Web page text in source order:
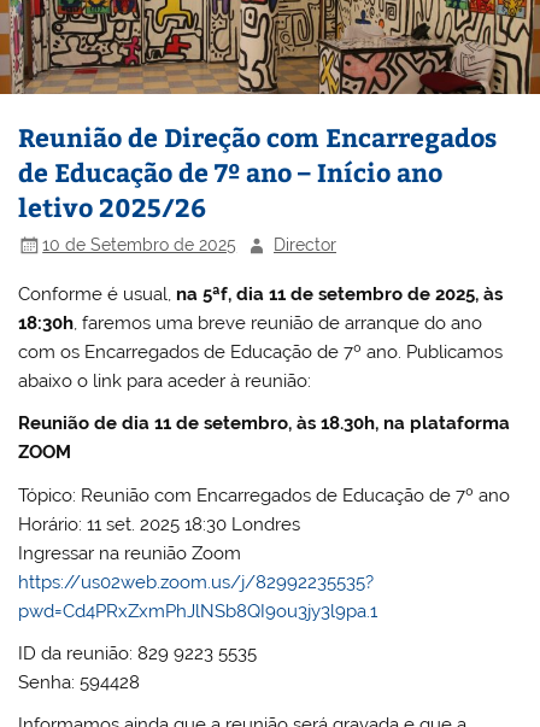
Reunião de Direção com Encarregados
de Educação de 7º ano – Início ano
letivo 2025/26
10 de Setembro de 2025 Director
Conforme é usual, na 5ªf, dia 11 de setembro de 2025, às
18:30h, faremos uma breve reunião de arranque do ano
com os Encarregados de Educação de 7º ano. Publicamos
abaixo o link para aceder à reunião:
Reunião de dia 11 de setembro, às 18.30h, na plataforma
ZOOM
Tópico: Reunião com Encarregados de Educação de 7º ano
Horário: 11 set. 2025 18:30 Londres
Ingressar na reunião Zoom
https://us02web.zoom.us/j/82992235535?
pwd=Cd4PRxZxmPhJlNSb8QI9ou3jy3l9pa.1
ID da reunião: 829 9223 5535
Senha: 594428